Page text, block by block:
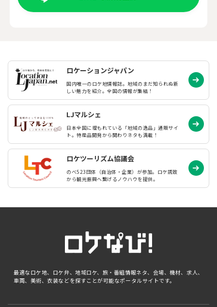
ロケーションジャパン
国内唯一のロケ地情報誌。地域のまだ知られぬ新
しい魅力を紹介。全国の情報が集結！
LJマルシェ
日本全国に埋もれている「地域の逸品」通販サイ
ト。特産品開発から関わりネタも満載！
ロケツーリズム協議会
のべ523団体（自治体・企業）が参加。ロケ誘致
から観光振興へ繋げるノウハウを提供。
最適なロケ地、ロケ弁、地域ロケ、旅・番組情報ネタ、会場、機材、求人、
車両、美術、衣装などを探すことが可能なポータルサイトです。